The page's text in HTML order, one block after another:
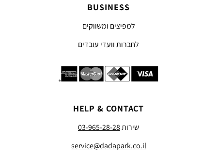
BUSINESS
למפיצים ומשווקים
לחברות וועדי עובדים
HELP & CONTACT
שירות03-965-28-28
service@dadapark.co.il